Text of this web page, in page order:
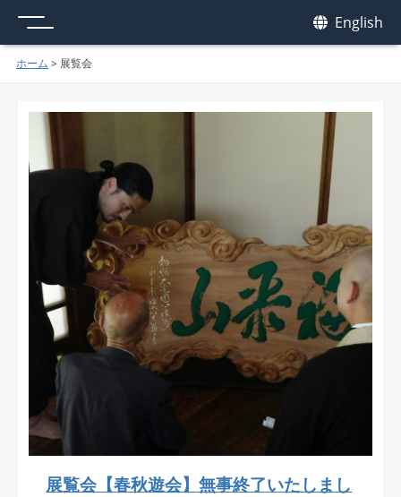
English
ホーム > 展覧会
展覧会【春秋遊会】無事終了いたしまし